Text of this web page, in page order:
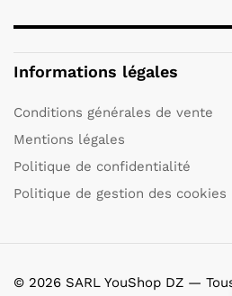
Informations légales
Conditions générales de vente
Mentions légales
Politique de confidentialité
Politique de gestion des cookies
© 2026 SARL YouShop DZ —